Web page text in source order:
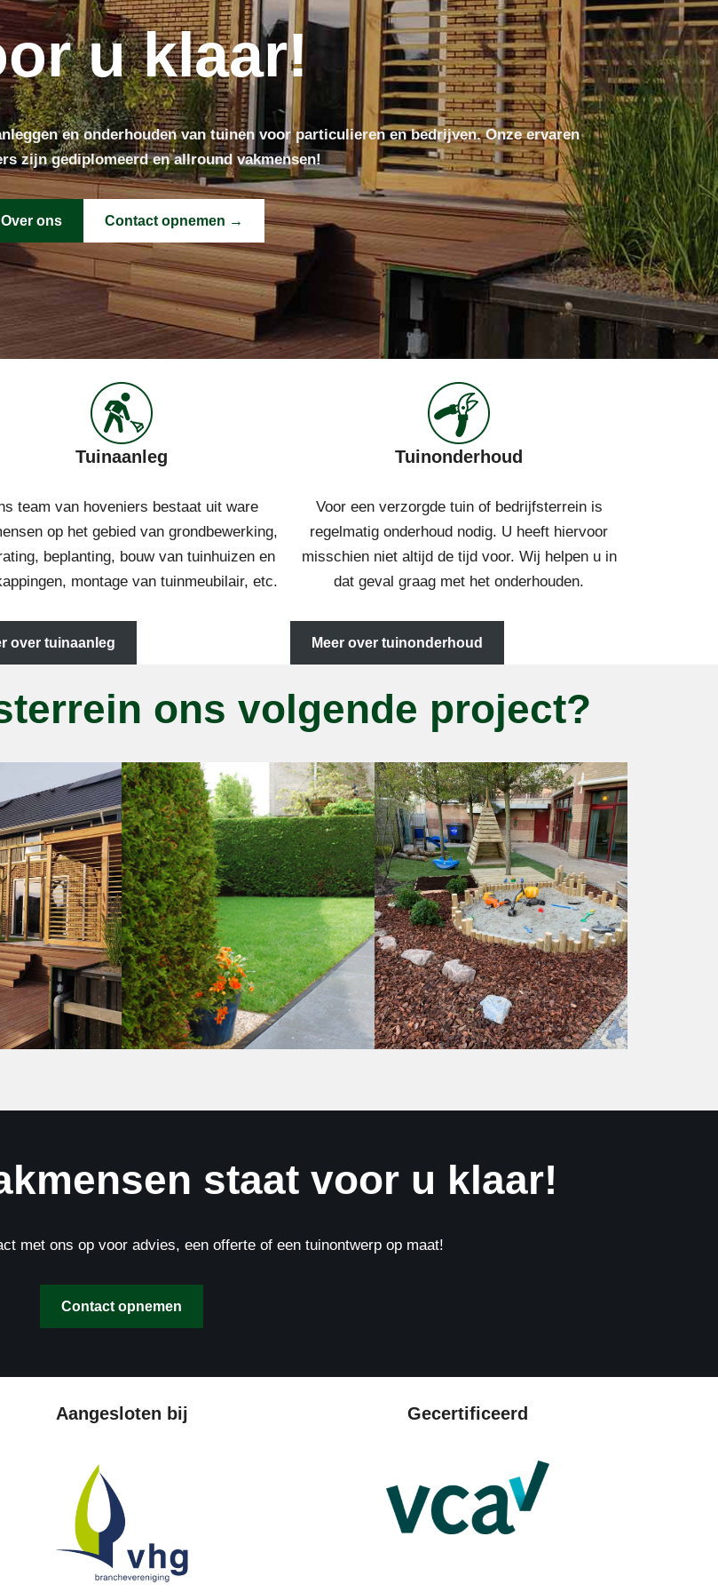
u klaar!
en onderhouden van tuinen voor particulieren en bedrijven. Onze ervaren
zijn gediplomeerd en allround vakmensen!
Over ons Contact opnemen →
Tuinaanleg
team van hoveniers bestaat uit ware
op het gebied van grondbewerking,
beplanting, bouw van tuinhuizen en
montage van tuinmeubilair, etc.
over tuinaanleg
Tuinonderhoud
Voor een verzorgde tuin of bedrijfsterrein is
regelmatig onderhoud nodig. U heeft hiervoor
misschien niet altijd de tijd voor. Wij helpen u in
dat geval graag met het onderhouden.
Meer over tuinonderhoud
ons volgende project?
staat voor u klaar!
met ons op voor advies, een offerte of een tuinontwerp op maat!
Contact opnemen
Aangesloten bij Gecertificeerd